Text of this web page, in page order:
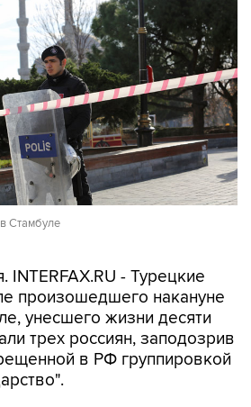
Стамбуле
INTERFAX.RU - Турецкие
произошедшего накануне
унесшего жизни десяти
трех россиян, заподозрив
в РФ группировкой